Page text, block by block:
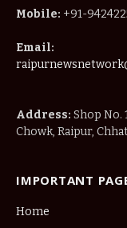
Mobile: +91-
Email:
Address: Shop No.
Chowk, Raipur,
IMPORTANT
Home